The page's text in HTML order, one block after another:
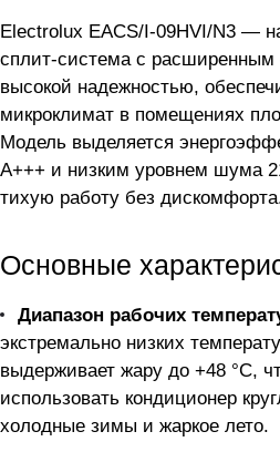
Electrolux EACS/I-09HVI/N3 —
сплит-система с
высокой надежностью,
микроклимат в помещениях
Модель выделяется
A+++ и низким уровнем шума
тихую работу без
Основные
Диапазон рабочих
экстремально низких
выдерживает жару до +48 °C,
использовать кондиционер
холодные зимы и жаркое лето.